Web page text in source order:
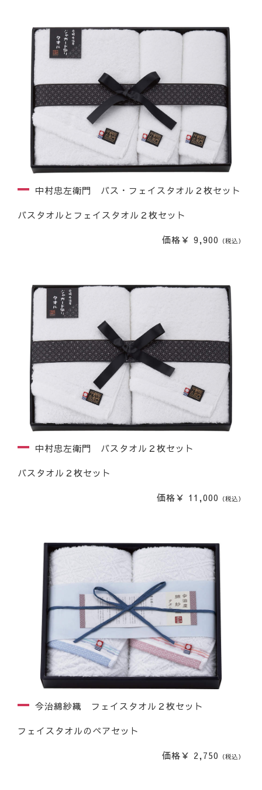
中村忠左衛門 バス・フェイスタオル２枚セット
バスタオルとフェイスタオル２枚セット
価格￥ 9,900 （税込）
中村忠左衛門 バスタオル２枚セット
バスタオル２枚セット
価格￥ 11,000 （税込）
今治綿紗織 フェイスタオル２枚セット
フェイスタオルのペアセット
価格￥ 2,750 （税込）